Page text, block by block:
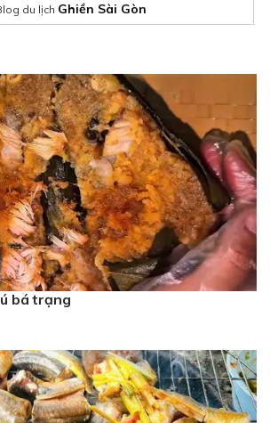
du lịch Ghiền Sài Gòn
Yến sào Hải Phòngđảm bảo chất lượng
Sửa chữa tủ lạnhCác hãng
bài hội thi thổi cơm
máy rửa bát Nhậtchất lượng
đơn cơm văn phòng 40k
bá trạng